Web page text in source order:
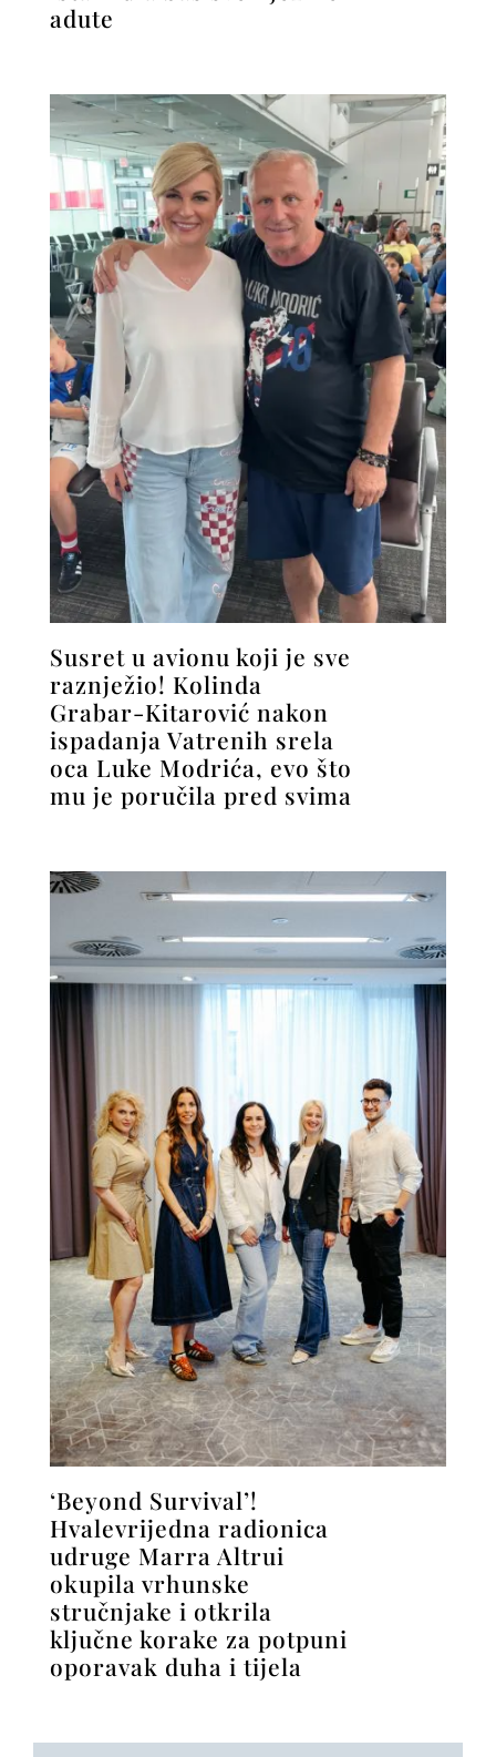
adute
Susret u avionu koji je sve
raznježio! Kolinda
Grabar-Kitarović nakon
ispadanja Vatrenih srela
oca Luke Modrića, evo što
mu je poručila pred svima
‘Beyond Survival’!
Hvalevrijedna radionica
udruge Marra Altrui
okupila vrhunske
stručnjake i otkrila
ključne korake za potpuni
oporavak duha i tijela